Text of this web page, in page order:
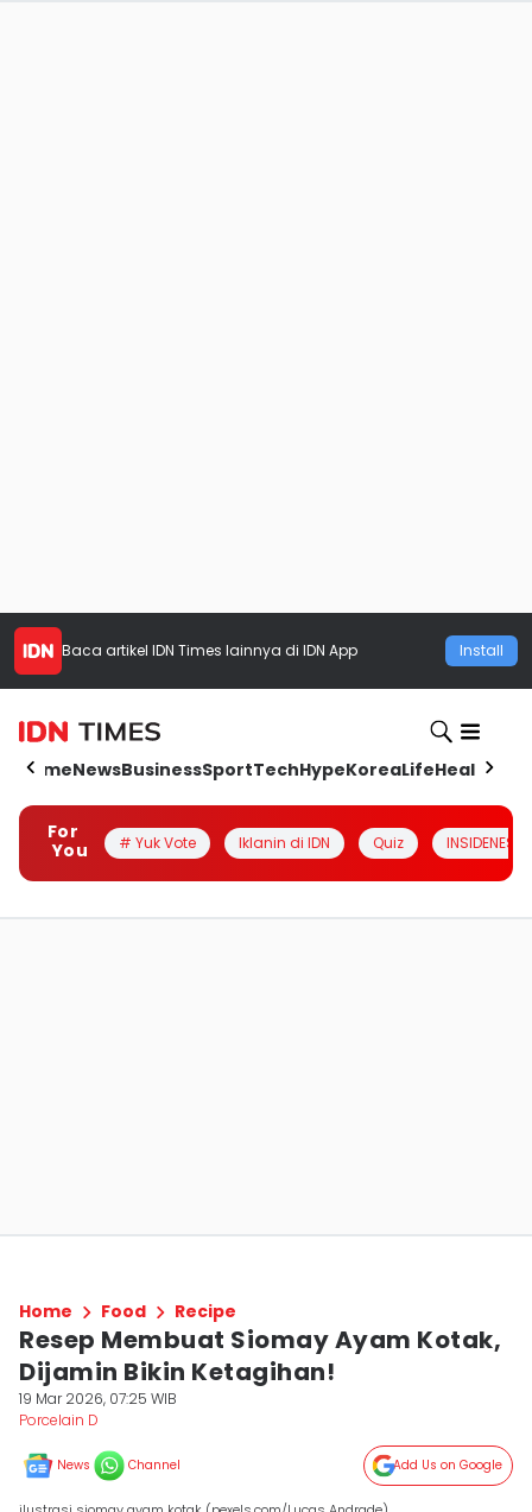
Baca artikel IDN Times lainnya di IDN App Install
HomeNewsBusinessSportTechHypeKoreaLifeHealth
For
You
# Yuk Vote Iklanin di IDN Quiz INSIDENESIA
Home Food Recipe
Resep Membuat Siomay Ayam Kotak,
Dijamin Bikin Ketagihan!
19 Mar 2026, 07:25 WIB
Porcelain D
News Channel Add Us on Google